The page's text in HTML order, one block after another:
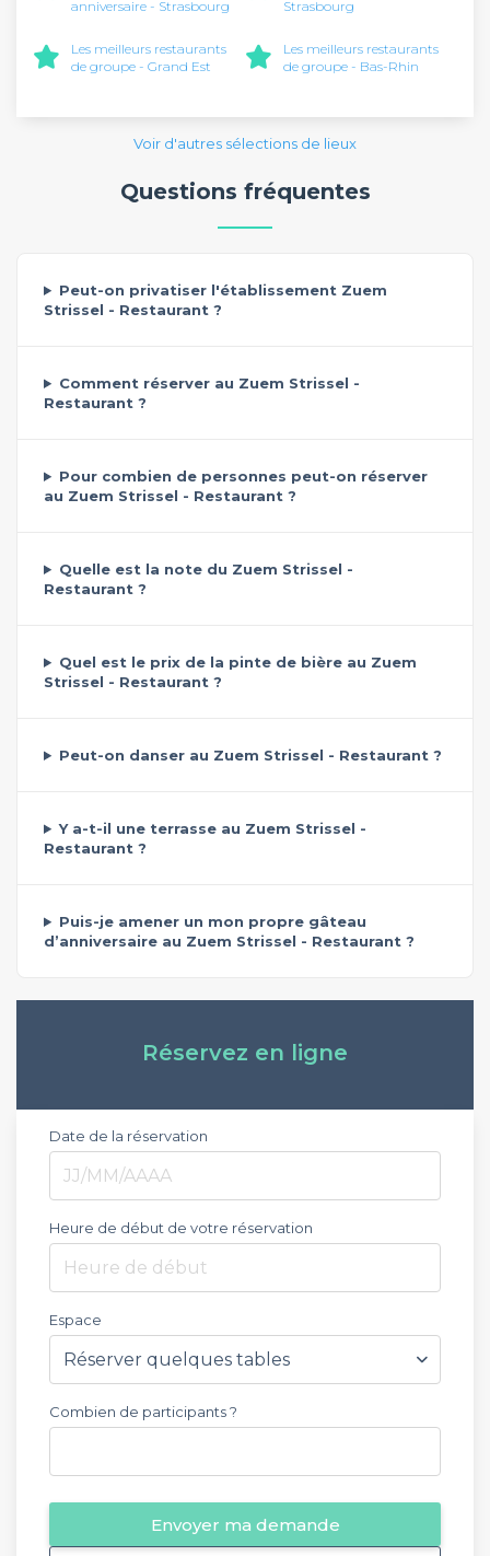
anniversaire - Strasbourg
Strasbourg
Les meilleurs restaurants
de groupe - Grand Est
Les meilleurs restaurants
de groupe - Bas-Rhin
Voir d'autres sélections de lieux
Questions fréquentes
Peut-on privatiser l'établissement Zuem
Strissel - Restaurant ?
Comment réserver au Zuem Strissel -
Restaurant ?
Pour combien de personnes peut-on réserver
au Zuem Strissel - Restaurant ?
Quelle est la note du Zuem Strissel -
Restaurant ?
Quel est le prix de la pinte de bière au Zuem
Strissel - Restaurant ?
Peut-on danser au Zuem Strissel - Restaurant ?
Y a-t-il une terrasse au Zuem Strissel -
Restaurant ?
Puis-je amener un mon propre gâteau
d’anniversaire au Zuem Strissel - Restaurant ?
Réservez en ligne
Date de la réservation
Heure de début de votre réservation
Heure de début
Espace
Combien de participants ?
Envoyer ma demande